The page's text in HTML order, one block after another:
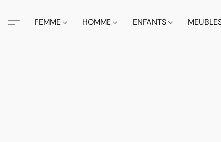
FEMME HOMME ENFANTS